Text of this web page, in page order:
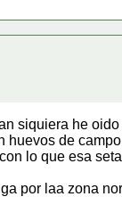
siquiera he
huevos de
lo que esa
por laa zona